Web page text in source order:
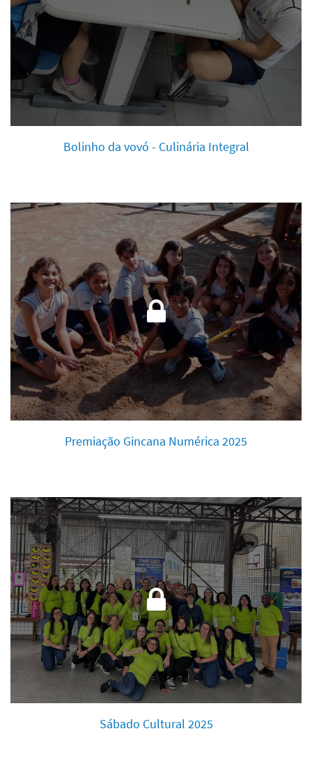
Bolinho da vovó - Culinária Integral
Premiação Gincana Numérica 2025
Sábado Cultural 2025